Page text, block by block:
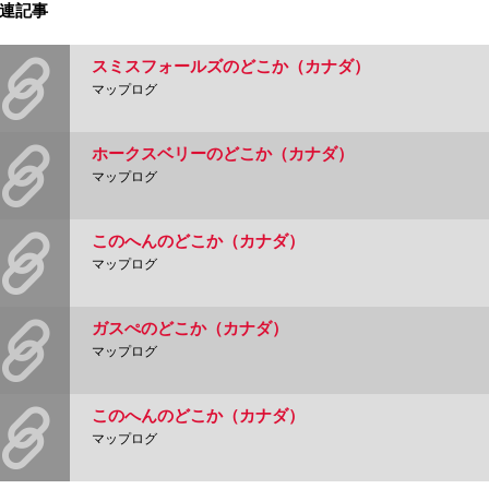
記事
スミスフォールズのどこか（カナダ）
マップログ
ホークスベリーのどこか（カナダ）
マップログ
このへんのどこか（カナダ）
マップログ
ガスぺのどこか（カナダ）
マップログ
このへんのどこか（カナダ）
マップログ